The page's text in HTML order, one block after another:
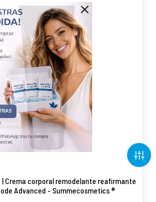
| Crema corporal remodelante reafirmante
Advanced - Summecosmetics ®